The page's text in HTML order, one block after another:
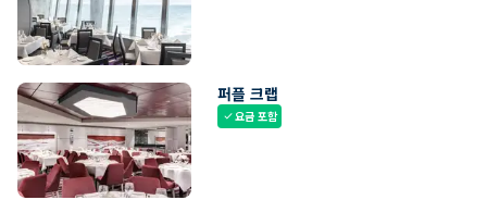
퍼플 크랩
check요금 포함